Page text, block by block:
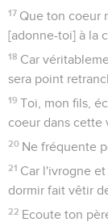
17 Que ton coeur
[adonne-toi] à la
18 Car
sera point
19 Toi, mon fils,
coeur dans cette
20 Ne fréquente
21 Car l'ivrogne
dormir fait vêtir
22 Ecoute ton